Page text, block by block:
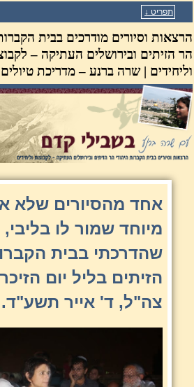
תפריט ↓
הרצאות וסיורים מודרכים בבית
הר הזיתים ובירושלים העתיקה –
וליחידים | שרה ברנע – מדריכת
אחד מהסיורים שלא
מיוחד שמור לו
שהדרכתי בבית
הזיתים בליל יום
צה"ל, ד' אייר תשע"ד.